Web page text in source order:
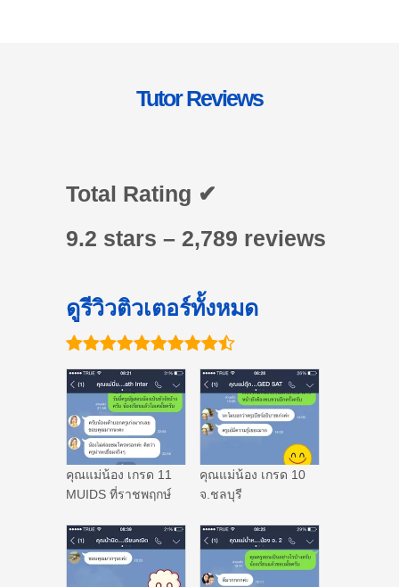
Tutor Reviews
Total Rating ✔
9.2 stars – 2,789 reviews
ดูรีวิวติวเตอร์ทั้งหมด
คุณแม่น้อง เกรด 11
MUIDS ที่ราชพฤกษ์
คุณแม่น้อง เกรด 10
จ.ชลบุรี